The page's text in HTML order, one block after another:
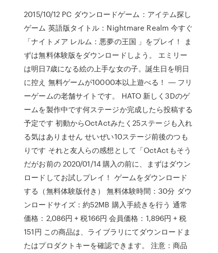
2015/10/12 PC ダウンロードゲーム：アイテム探し
ゲーム 英語版タイトル：Nightmare Realm 今すぐ
「ナイトメア レルム：悪夢の王国 」をプレイ！ ま
ずは無料体験版をダウンロードしよう。 エミリー
は明日7歳になる絵の上手な女の子。誕生日を明日
に控え 無料ゲームが10000本以上遊べる！ ― フリ
ーゲームの老舗サイトです。 HATO 新しく3Dのゲ
ームを製作中です何ステージか完成したら投稿する
予定です 初動からOctActみたく25ステージも入れ
る気はありません せいぜい10ステージ前後のつも
りです それと友人らの感想として「OctActもそう
だがお前の 2020/01/14 購入の前に、まずはダウン
ロードしてお試しプレイ！ ゲームをダウンロード
する（無料体験版付き） 無料体験時間：30分 ダウ
ンロードサイズ：約52MB 購入手続きを行う 通常
価格：2,086円 + 税166円 会員価格：1,896円 + 税
151円 この商品は、ライブラリにてダウンロードま
たはプロダクトキーを確認できます。 注意：商品